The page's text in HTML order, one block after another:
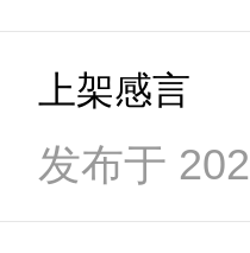
上架感言
发布于